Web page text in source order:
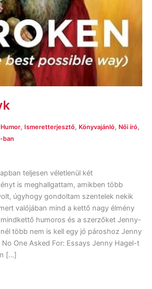
Humor, Ismeretterjesztő, Könyvajánló, Női író,
ban
teljesen véletlenül két
is meghallgattam, amikben több
úgyhogy gondoltam szentelek nekik
valójában mind a kettő nagy élmény
humoros és a szerzőket Jenny-
több nem is kell egy jó pároshoz Jenny
No One Asked For: Essays Jenny Hagel-t
[…]